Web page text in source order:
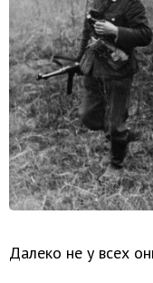
Далеко не у всех